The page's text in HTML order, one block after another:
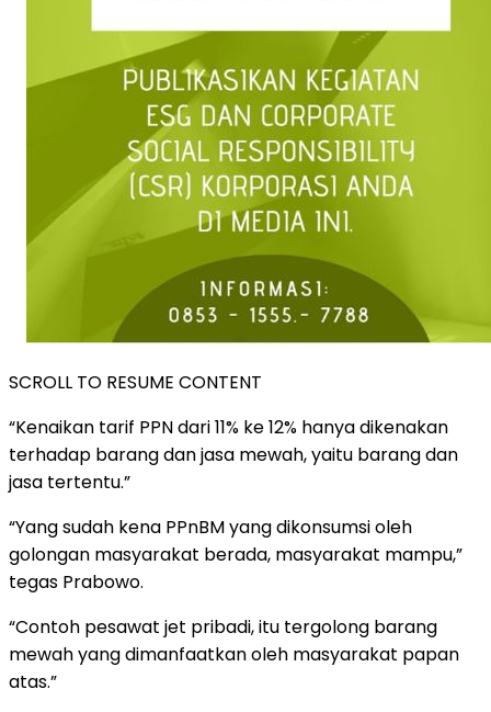
SCROLL TO RESUME CONTENT
“Kenaikan tarif PPN dari 11% ke 12% hanya dikenakan
terhadap barang dan jasa mewah, yaitu barang dan
jasa tertentu.”
“Yang sudah kena PPnBM yang dikonsumsi oleh
golongan masyarakat berada, masyarakat mampu,”
tegas Prabowo.
“Contoh pesawat jet pribadi, itu tergolong barang
mewah yang dimanfaatkan oleh masyarakat papan
atas.”